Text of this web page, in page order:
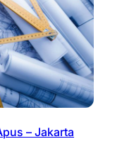
– Jakarta